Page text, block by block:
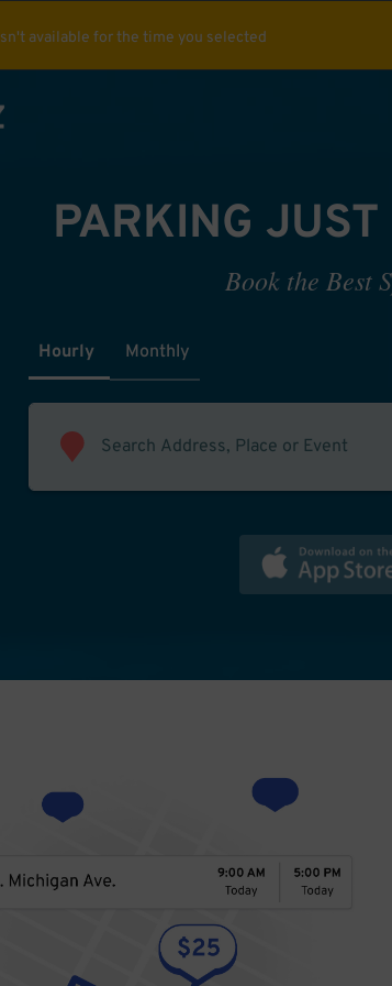
available for the time you selected
PARKING
Book the Best
Hourly Monthly